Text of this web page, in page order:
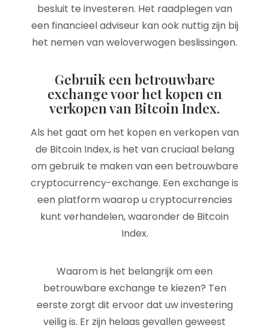
besluit te investeren. Het raadplegen van
een financieel adviseur kan ook nuttig zijn bij
het nemen van weloverwogen beslissingen.
Gebruik een betrouwbare
exchange voor het kopen en
verkopen van Bitcoin Index.
Als het gaat om het kopen en verkopen van
de Bitcoin Index, is het van cruciaal belang
om gebruik te maken van een betrouwbare
cryptocurrency-exchange. Een exchange is
een platform waarop u cryptocurrencies
kunt verhandelen, waaronder de Bitcoin
Index.
Waarom is het belangrijk om een
betrouwbare exchange te kiezen? Ten
eerste zorgt dit ervoor dat uw investering
veilig is. Er zijn helaas gevallen geweest